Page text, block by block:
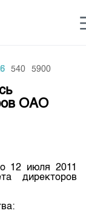
540 5900
ОАО
12 июля 2011
директоров